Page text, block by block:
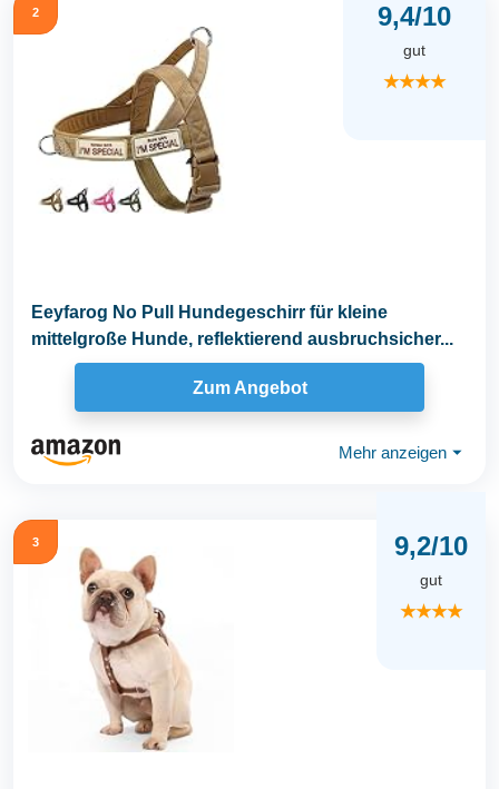
2 9,4/10
gut
★★★★
Eeyfarog No Pull Hundegeschirr für kleine
mittelgroße Hunde, reflektierend ausbruchsicher...
Zum Angebot
Mehr anzeigen ⏷
3 9,2/10
gut
★★★★